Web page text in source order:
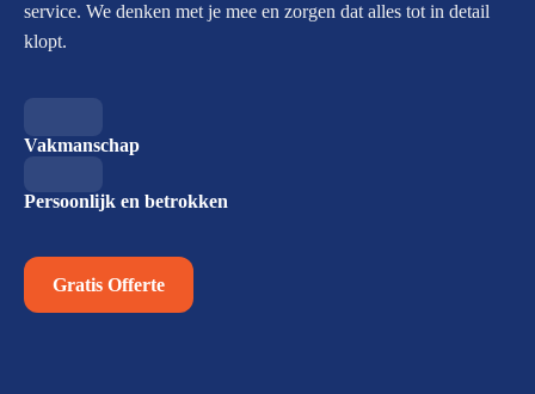
service. We denken met je mee en zorgen dat alles tot in detail
klopt.
Vakmanschap
Persoonlijk en betrokken
Gratis Offerte